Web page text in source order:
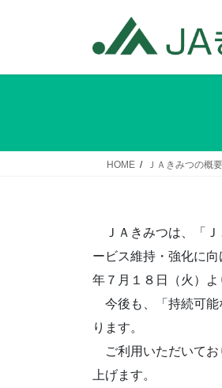
HOME ＪＡきみつの概要
ＪＡきみつは、「Ｊ
ービス維持・強化に
年７月１８日（火）
今後も、「持続可能
ります。
ご利用いただいてお
上げます。